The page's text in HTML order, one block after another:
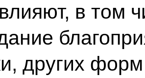
в том
других